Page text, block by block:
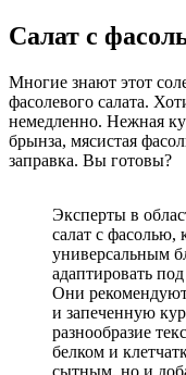
Салат с
Многие знают этот
фасолевого салата.
немедленно. Нежная
брынза, мясистая
заправка. Вы готовы?
Эксперты в
салат с фасолью,
универсальным
адаптировать
Они рекомендуют
и запеченную
разнообразие
белком и
сытным, но и